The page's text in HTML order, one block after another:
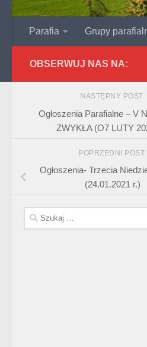
Parafia Grupy
OBSERWUJ NAS NA:
NASTĘPNY POST
Ogłoszenia Parafialne – V
ZWYKŁA (O7 LUTY
POPRZEDNI POST
Ogłoszenia- Trzecia
(24.01.2021 r.)
Szukaj: